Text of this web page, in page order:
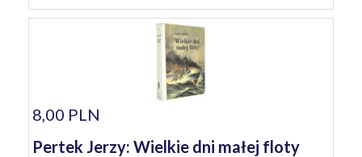
8,00 PLN
Pertek Jerzy: Wielkie dni małej floty